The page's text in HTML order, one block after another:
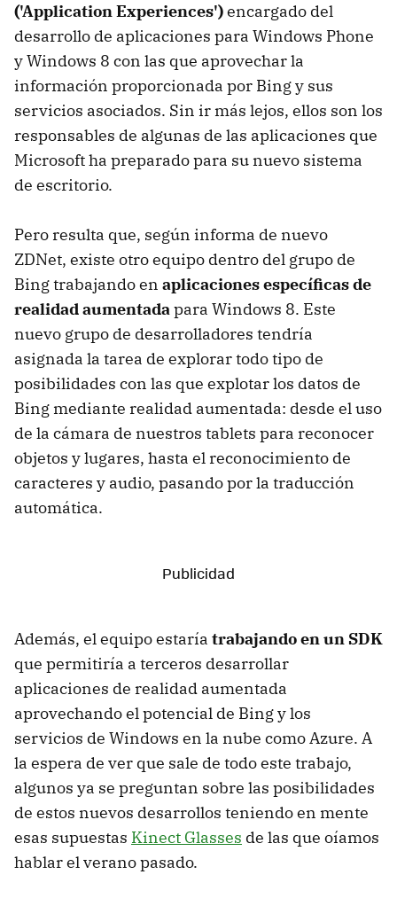
('Application Experiences')encargado del
desarrollo de aplicaciones para Windows Phone
y Windows 8 con las que aprovechar la
información proporcionada por Bing y sus
servicios asociados. Sin ir más lejos, ellos son los
responsables de algunas de las aplicaciones que
Microsoft ha preparado para su nuevo sistema
de escritorio.
Pero resulta que, según informa de nuevo
ZDNet, existe otro equipo dentro del grupo de
Bing trabajando en aplicaciones específicas de
realidad aumentadapara Windows 8. Este
nuevo grupo de desarrolladores tendría
asignada la tarea de explorar todo tipo de
posibilidades con las que explotar los datos de
Bing mediante realidad aumentada: desde el uso
de la cámara de nuestros tablets para reconocer
objetos y lugares, hasta el reconocimiento de
caracteres y audio, pasando por la traducción
automática.
Además, el equipo estaría trabajando en un SDK
que permitiría a terceros desarrollar
aplicaciones de realidad aumentada
aprovechando el potencial de Bing y los
servicios de Windows en la nube como Azure. A
la espera de ver que sale de todo este trabajo,
algunos ya se preguntan sobre las posibilidades
de estos nuevos desarrollos teniendo en mente
esas supuestas Kinect Glasses de las que oíamos
hablar el verano pasado.